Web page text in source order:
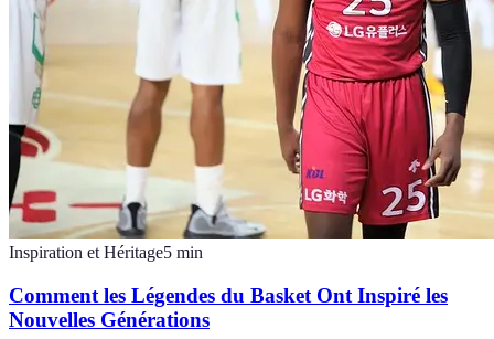
Inspiration et Héritage5 min
Comment les Légendes du Basket Ont Inspiré les
Nouvelles Générations